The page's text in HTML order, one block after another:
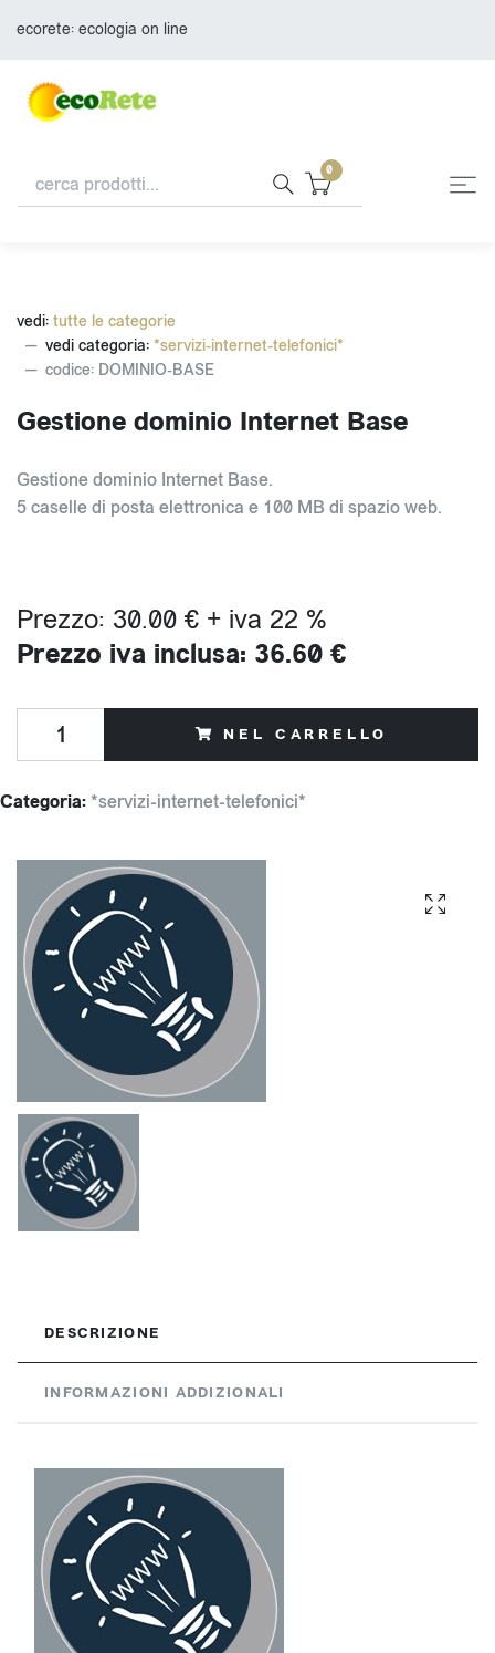
ecorete: ecologia on line
0
vedi: tutte le categorie
vedi categoria: *servizi-internet-telefonici*
codice: DOMINIO-BASE
Gestione dominio Internet Base
Gestione dominio Internet Base.
5 caselle di posta elettronica e 100 MB di spazio web.
Prezzo: 30.00 € + iva 22 %
Prezzo iva inclusa: 36.60 €
NEL CARRELLO
Categoria: *servizi-internet-telefonici*
DESCRIZIONE
INFORMAZIONI ADDIZIONALI